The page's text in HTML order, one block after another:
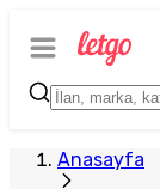
Anasayfa